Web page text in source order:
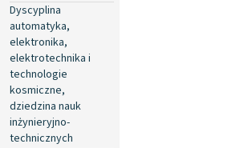
Dyscyplina
automatyka,
elektronika,
elektrotechnika i
technologie
kosmiczne,
dziedzina nauk
inżynieryjno-
technicznych